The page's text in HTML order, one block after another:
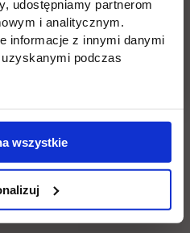
udostępniamy partnerom
i analitycznym.
informacje z innymi danymi
podczas
wszystkie
naukowe” powstało pod
dr Iwony Przychockiej, prof.
dr. Krzysztofa
Wróć